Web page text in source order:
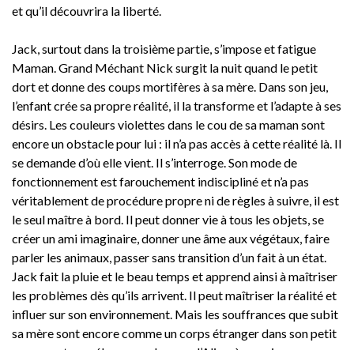
et qu’il découvrira la liberté.
Jack, surtout dans la troisième partie, s’impose et fatigue
Maman. Grand Méchant Nick surgit la nuit quand le petit
dort et donne des coups mortifères à sa mère. Dans son jeu,
l’enfant crée sa propre réalité, il la transforme et l’adapte à ses
désirs. Les couleurs violettes dans le cou de sa maman sont
encore un obstacle pour lui : il n’a pas accès à cette réalité là. Il
se demande d’où elle vient. Il s’interroge. Son mode de
fonctionnement est farouchement indiscipliné et n’a pas
véritablement de procédure propre ni de règles à suivre, il est
le seul maître à bord. Il peut donner vie à tous les objets, se
créer un ami imaginaire, donner une âme aux végétaux, faire
parler les animaux, passer sans transition d’un fait à un état.
Jack fait la pluie et le beau temps et apprend ainsi à maîtriser
les problèmes dès qu’ils arrivent. Il peut maîtriser la réalité et
influer sur son environnement. Mais les souffrances que subit
sa mère sont encore comme un corps étranger dans son petit